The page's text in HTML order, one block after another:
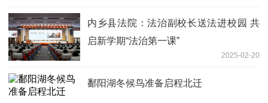
内乡县法院：法治副校长送法进校园 共
启新学期“法治第一课”
2025-02-20
鄱阳湖冬候鸟准备启程北迁